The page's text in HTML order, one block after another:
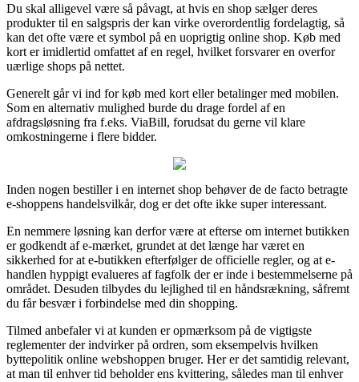
Du skal alligevel være så påvagt, at hvis en shop sælger deres
produkter til en salgspris der kan virke overordentlig fordelagtig, så
kan det ofte være et symbol på en uoprigtig online shop. Køb med
kort er imidlertid omfattet af en regel, hvilket forsvarer en overfor
uærlige shops på nettet.
Generelt går vi ind for køb med kort eller betalinger med mobilen.
Som en alternativ mulighed burde du drage fordel af en
afdragsløsning fra f.eks. ViaBill, forudsat du gerne vil klare
omkostningerne i flere bidder.
Inden nogen bestiller i en internet shop behøver de de facto betragte
e-shoppens handelsvilkår, dog er det ofte ikke super interessant.
En nemmere løsning kan derfor være at efterse om internet butikken
er godkendt af e-mærket, grundet at det længe har været en
sikkerhed for at e-butikken efterfølger de officielle regler, og at e-
handlen hyppigt evalueres af fagfolk der er inde i bestemmelserne på
området. Desuden tilbydes du lejlighed til en håndsrækning, såfremt
du får besvær i forbindelse med din shopping.
Tilmed anbefaler vi at kunden er opmærksom på de vigtigste
reglementer der indvirker på ordren, som eksempelvis hvilken
byttepolitik online webshoppen bruger. Her er det samtidig relevant,
at man til enhver tid beholder ens kvittering, således man til enhver